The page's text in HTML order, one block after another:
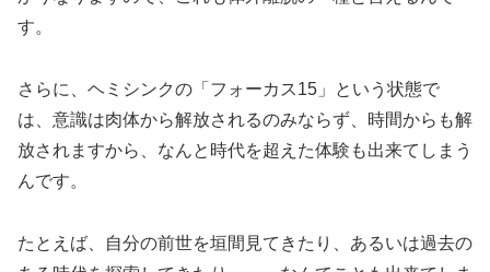
す。
さらに、ヘミシンクの「フォーカス15」という状態で
は、意識は肉体から解放されるのみならず、時間からも解
放されますから、なんと時代を超えた体験も出来てしまう
んです。
たとえば、自分の前世を垣間見てきたり、あるいは過去の